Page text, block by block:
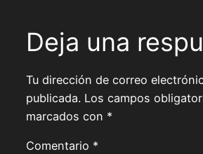
Deja una
Tu dirección de correo
publicada. Los campos
marcados con *
Comentario *